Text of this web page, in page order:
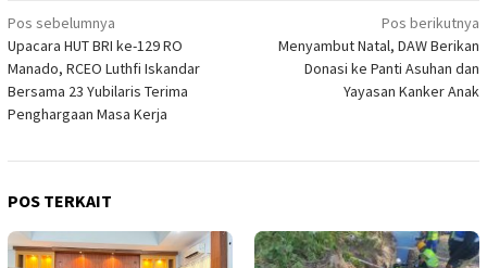
Navigasi
pos
Pos sebelumnya
Upacara HUT BRI ke-129 RO
Manado, RCEO Luthfi Iskandar
Bersama 23 Yubilaris Terima
Penghargaan Masa Kerja
Pos berikutnya
Menyambut Natal, DAW Berikan
Donasi ke Panti Asuhan dan
Yayasan Kanker Anak
POS TERKAIT